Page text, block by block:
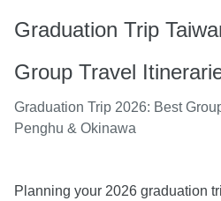
Graduation Trip
Group Travel
Graduation Trip 2026: Best
Penghu & Okinawa
Planning your 2026 graduation